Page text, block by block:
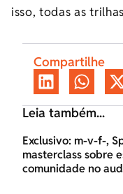
isso, todas as
Compartilhe
Leia também...
Exclusivo: m-v-f-,
masterclass sobre
comunidade no